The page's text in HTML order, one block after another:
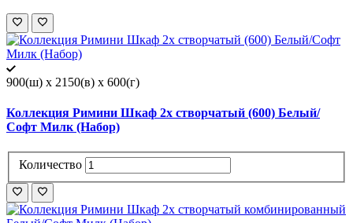
900(ш) x 2150(в) x 600(г)
Коллекция Римини Шкаф 2х створчатый (600) Белый/
Софт Милк (Набор)
Количество